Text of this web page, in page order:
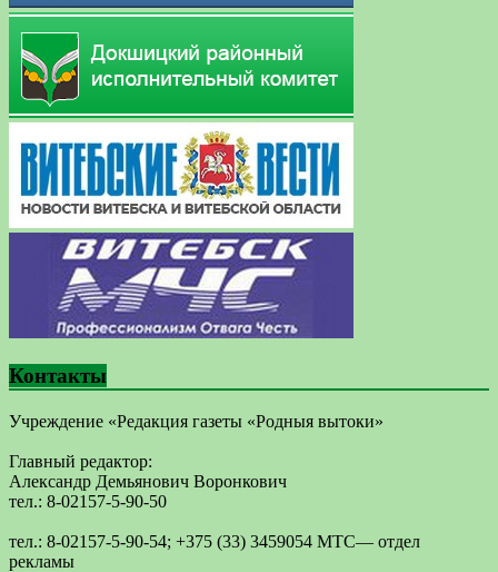
Контакты
Учреждение «Редакция газеты «Родныя вытоки»
Главный редактор:
Александр Демьянович Воронкович
тел.: 8-02157-5-90-50
тел.: 8-02157-5-90-54; +375 (33) 3459054 МТС— отдел
рекламы